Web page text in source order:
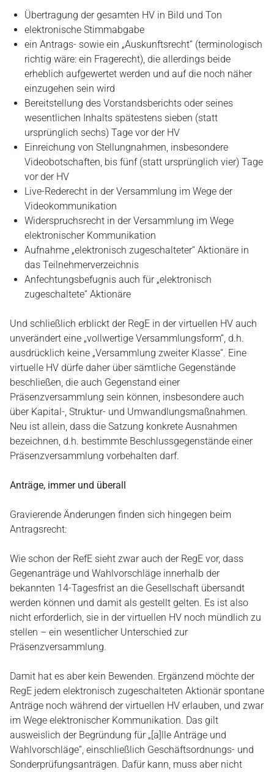
Übertragung der gesamten HV in Bild und Ton
elektronische Stimmabgabe
ein Antrags- sowie ein „Auskunftsrecht“ (terminologisch
richtig wäre: ein Fragerecht), die allerdings beide
erheblich aufgewertet werden und auf die noch näher
einzugehen sein wird
Bereitstellung des Vorstandsberichts oder seines
wesentlichen Inhalts spätestens sieben (statt
ursprünglich sechs) Tage vor der HV
Einreichung von Stellungnahmen, insbesondere
Videobotschaften, bis fünf (statt ursprünglich vier) Tage
vor der HV
Live-Rederecht in der Versammlung im Wege der
Videokommunikation
Widerspruchsrecht in der Versammlung im Wege
elektronischer Kommunikation
Aufnahme „elektronisch zugeschalteter“ Aktionäre in
das Teilnehmerverzeichnis
Anfechtungsbefugnis auch für „elektronisch
zugeschaltete“ Aktionäre
Und schließlich erblickt der RegE in der virtuellen HV auch
unverändert eine „vollwertige Versammlungsform“, d.h.
ausdrücklich keine „Versammlung zweiter Klasse“. Eine
virtuelle HV dürfe daher über sämtliche Gegenstände
beschließen, die auch Gegenstand einer
Präsenzversammlung sein können, insbesondere auch
über Kapital-, Struktur- und Umwandlungsmaßnahmen.
Neu ist allein, dass die Satzung konkrete Ausnahmen
bezeichnen, d.h. bestimmte Beschlussgegenstände einer
Präsenzversammlung vorbehalten darf.
Anträge, immer und überall
Gravierende Änderungen finden sich hingegen beim
Antragsrecht:
Wie schon der RefE sieht zwar auch der RegE vor, dass
Gegenanträge und Wahlvorschläge innerhalb der
bekannten 14-Tagesfrist an die Gesellschaft übersandt
werden können und damit als gestellt gelten. Es ist also
nicht erforderlich, sie in der virtuellen HV noch mündlich zu
stellen – ein wesentlicher Unterschied zur
Präsenzversammlung.
Damit hat es aber kein Bewenden. Ergänzend möchte der
RegE jedem elektronisch zugeschalteten Aktionär spontane
Anträge noch während der virtuellen HV erlauben, und zwar
im Wege elektronischer Kommunikation. Das gilt
ausweislich der Begründung für „[a]lle Anträge und
Wahlvorschläge“, einschließlich Geschäftsordnungs- und
Sonderprüfungsanträgen. Dafür kann, muss aber nicht